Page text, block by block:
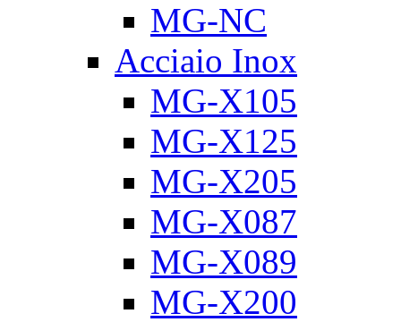
MG-NC
Acciaio Inox
MG-X105
MG-X125
MG-X205
MG-X087
MG-X089
MG-X200